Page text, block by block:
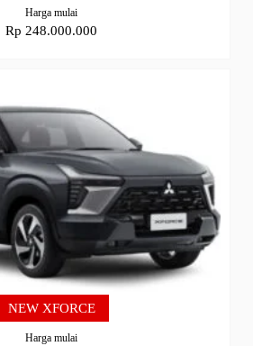
Harga mulai
Rp 248.000.000
NEW XFORCE
Harga mulai